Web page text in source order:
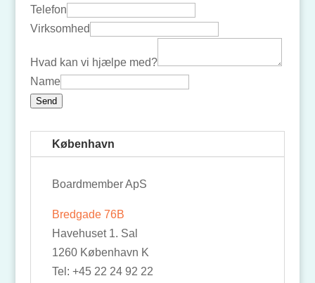
Telefon
Virksomhed
Hvad kan vi hjælpe med?
Name
Send
København
Boardmember ApS
Bredgade 76B
Havehuset 1. Sal
1260 København K
Tel: +45 22 24 92 22